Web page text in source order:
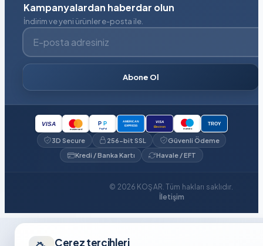
Kampanyalardan haberdar olun
İndirim ve yeni ürünler e-posta ile.
E-posta adresiniz
Abone Ol
VISA
mastercard
P P
PayPal
AMERICAN
EXPRESS
VISA
Electron
maestro
TROY
3D Secure 256-bit SSL
Güvenli Ödeme
Kredi / Banka Kartı
Havale / EFT
© 2026 KOŞAR. Tüm hakları saklıdır.
İletişim
Çerez tercihleri